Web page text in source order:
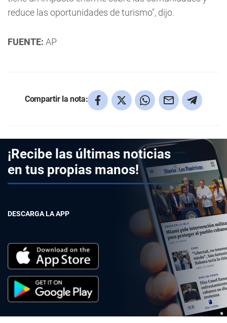
reduce las oportunidades de turismo", dijo.
FUENTE: AP
Compartir la nota:
¡Recibe las últimas noticias
en tus propias manos!
DESCARGA LA APP